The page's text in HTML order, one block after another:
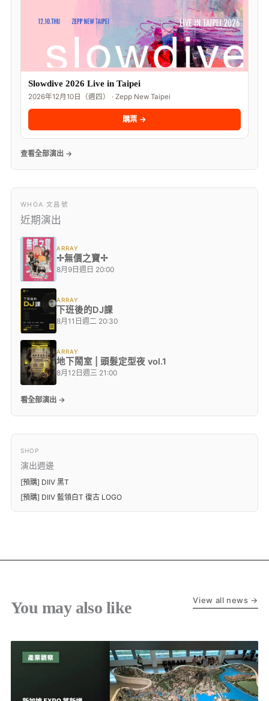
Slowdive 2026 Live in Taipei
2026年12月10日（週四） · Zepp New Taipei
購票 →
查看全部演出 →
WHOA 文昌號
近期演出
ARRAY
✢無價之寶✢
8月9日週日 20:00
ARRAY
下班後的DJ課
8月11日週二 20:30
ARRAY
地下鬧室 | 頭髮定型夜 vol.1
8月12日週三 21:00
看全部演出 →
SHOP
演出週邊
[預購] DIIV 黑T
[預購] DIIV 藍領白T 復古 LOGO
You may also like View all news →